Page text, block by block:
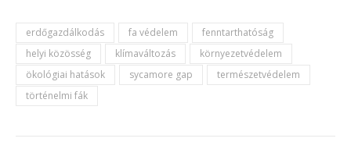
erdőgazdálkodás fa védelem
fenntarthatóság
helyi közösség
klímaváltozás
környezetvédelem
ökológiai hatások
sycamore gap
természetvédelem
történelmi fák